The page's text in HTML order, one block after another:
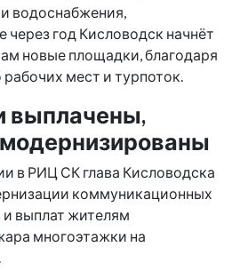
водоснабжения,
через год Кисловодск начнёт
новые площадки, благодаря
мест и турпоток.
выплачены,
в РИЦ СК глава Кисловодска
коммуникационных
выплат жителям
многоэтажки на